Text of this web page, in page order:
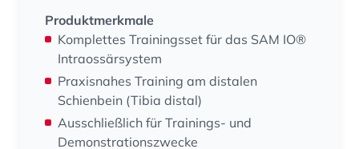
Produktmerkmale
Komplettes Trainingsset für das SAM IO®
Intraossärsystem
Praxisnahes Training am distalen
Schienbein (Tibia distal)
Ausschließlich für Trainings- und
Demonstrationszwecke